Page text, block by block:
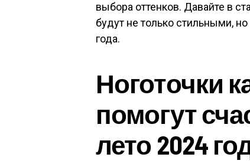
выбора оттенков. Давайте в
будут не только стильными,
года.
Ноготочки
помогут
лето 2024